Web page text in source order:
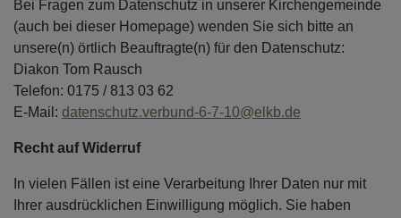
Bei Fragen zum Datenschutz in unserer Kirchengemeinde
(auch bei dieser Homepage) wenden Sie sich bitte an
unsere(n) örtlich Beauftragte(n) für den Datenschutz:
Diakon Tom Rausch
Telefon: 0175 / 813 03 62
E-Mail: datenschutz.verbund-6-7-10@elkb.de
Recht auf Widerruf
In vielen Fällen ist eine Verarbeitung Ihrer Daten nur mit
Ihrer ausdrücklichen Einwilligung möglich. Sie haben